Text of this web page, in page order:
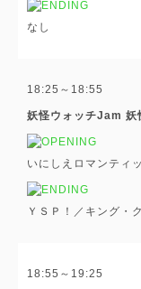
なし
18:25～18:55
妖怪ウォッチJam 妖
いにしえロマンティ
ＹＳＰ！／キング・
18:55～19:25